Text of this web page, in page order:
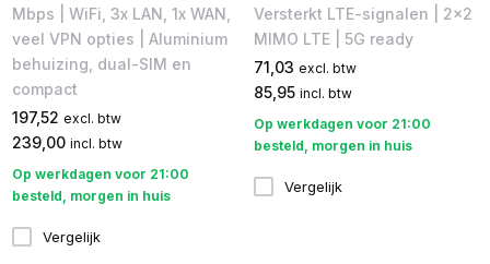
Mbps​ | WiFi, 3x LAN, 1x WAN,
veel VPN opties | Aluminium
behuizing, dual-SIM en
compact
197,52 excl. btw
239,00 incl. btw
Op werkdagen voor 21:00
besteld, morgen in huis
Vergelijk
Versterkt LTE-signalen | 2x2
MIMO LTE | 5G ready
71,03 excl. btw
85,95 incl. btw
Op werkdagen voor 21:00
besteld, morgen in huis
Vergelijk